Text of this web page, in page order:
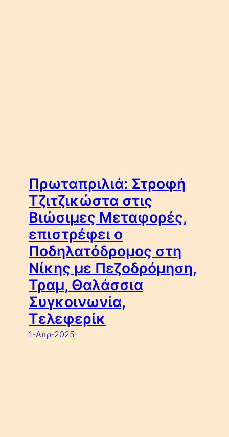
Πρωταπριλιά: Στροφή
Τζιτζικώστα στις
Βιώσιμες Μεταφορές,
επιστρέφει ο
Ποδηλατόδρομος στη
Νίκης με Πεζοδρόμηση,
Τραμ, Θαλάσσια
Συγκοινωνία,
Τελεφερίκ
1-Απρ-2025